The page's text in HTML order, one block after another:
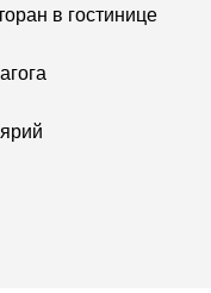
в гостинице